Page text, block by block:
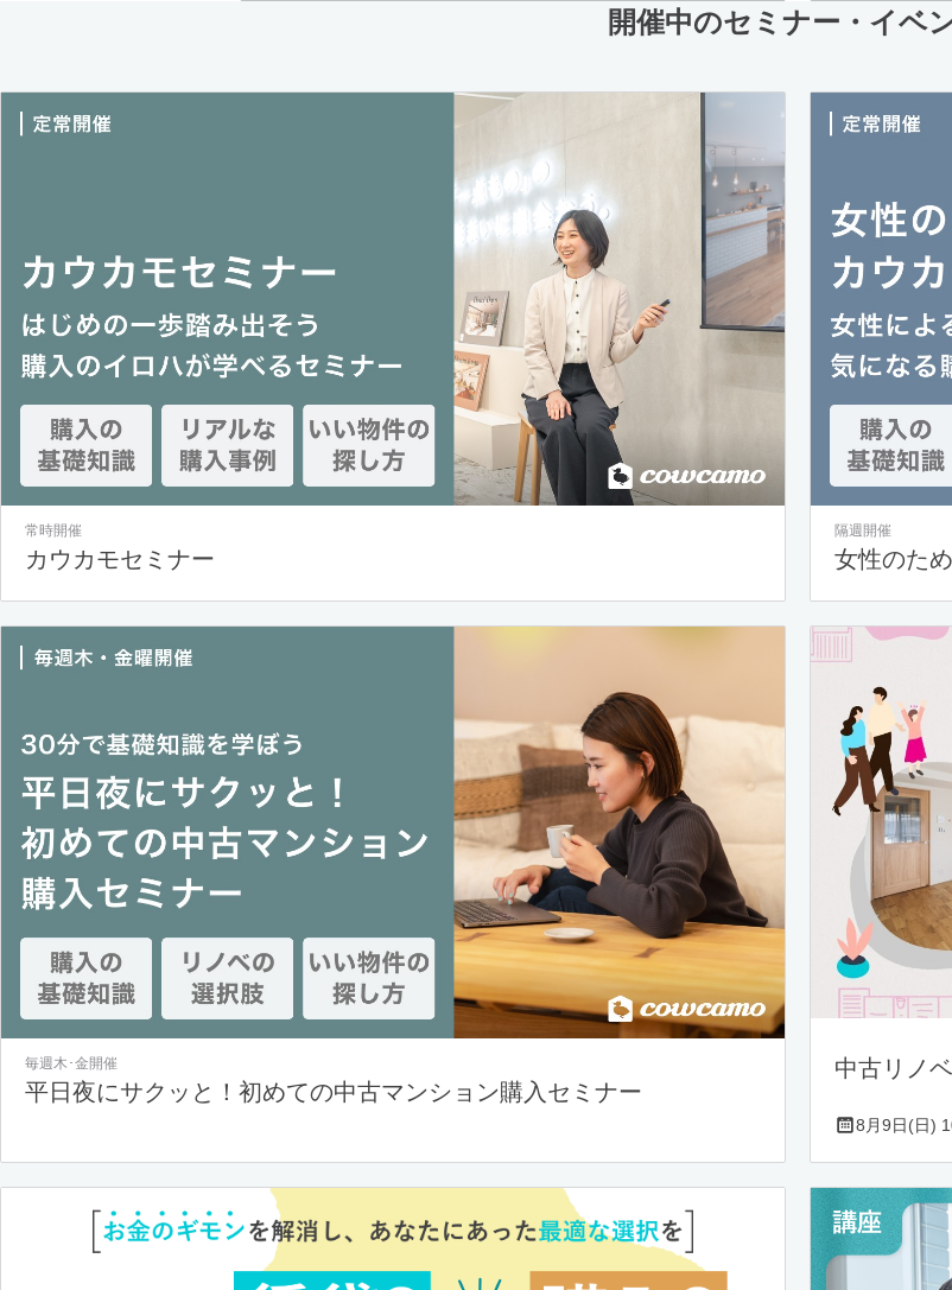
開催中のセミナー・イベ
常時開催
カウカモセミナー
隔週開催
女性のた
毎週木･金開催
平日夜にサクッと！初めての中古マンション購入セミナー
中古リノ
8月9日(日)